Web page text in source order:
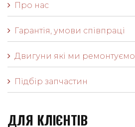
Про нас
Гарантія, умови співпраці
Двигуни які ми ремонтуємо
Підбір запчастин
ДЛЯ КЛІЄНТІВ